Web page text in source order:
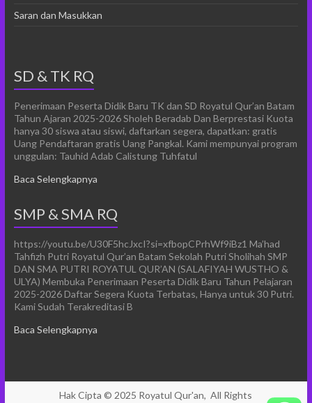
Saran dan Masukkan
SD & TK RQ
Penerimaan Peserta Didik Baru TK dan SD Royatul Qur’an Batam
Tahun Ajaran 2025-2026 Sholeh Beradab Dan Berprestasi Kuota
hanya 30 siswa atau siswi, daftarkan segera, dapatkan: gratis
Uang Pendaftaran gratis Uang Pangkal. Kami mempunyai program
unggulan: Tauhid Adab Calistung Tuhfatul
Baca Selengkapnya
SMP & SMA RQ
https://youtu.be/U30F5hcJxcI?si=xfbopCPrhWf9iBz1 Ma’had
Tahfizh Putri Royatul Qur’an Batam Sekolah Putri Sholihah SMP
DAN SMA PUTRI ROYATUL QUR’AN (SALAFIYAH WUSTHO &
ULYA) Membuka Penerimaan Peserta Didik Baru Tahun Pelajaran
2025-2026 Daftar Segera Kuota Terbatas, Hanya untuk 30 Putri.
Kami Sudah Terakreditasi B
Baca Selengkapnya
Hak Cipta © 2025 Royatul Qur'an, All Rights